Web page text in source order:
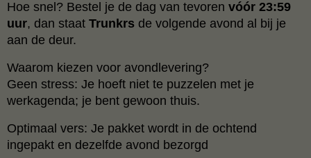
Hoe snel? Bestel je de dag van tevoren vóór 23:59
uur, dan staat Trunkrs de volgende avond al bij je
aan de deur.
Waarom kiezen voor avondlevering?
Geen stress: Je hoeft niet te puzzelen met je
werkagenda; je bent gewoon thuis.
Optimaal vers: Je pakket wordt in de ochtend
ingepakt en dezelfde avond bezorgd